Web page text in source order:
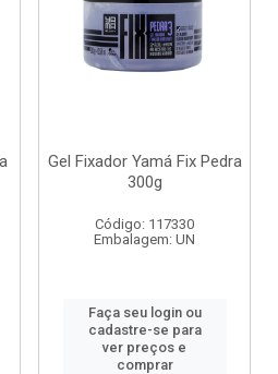
Gel Fixador Yamá Fix Pedra
300g
Código: 117330
Embalagem: UN
Faça seu login ou
cadastre-se para
ver preços e
comprar